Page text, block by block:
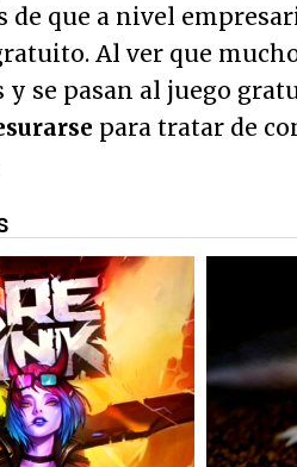
de que a nivel
Al ver que
y se pasan al juego
para tratar de